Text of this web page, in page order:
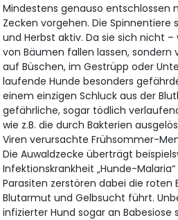
Mindestens genauso entschlossen
Zecken vorgehen. Die Spinnentiere
und Herbst aktiv. Da sie sich nicht
von Bäumen fallen lassen, sondern
auf Büschen, im Gestrüpp oder
laufende Hunde besonders
einem einzigen Schluck aus der
gefährliche, sogar tödlich
wie z.B. die durch Bakterien
Viren verursachte Frühsommer-
Die Auwaldzecke überträgt
Infektionskrankheit „Hunde-
Parasiten zerstören dabei die roten
Blutarmut und Gelbsucht führt.
infizierter Hund sogar an Babesiose